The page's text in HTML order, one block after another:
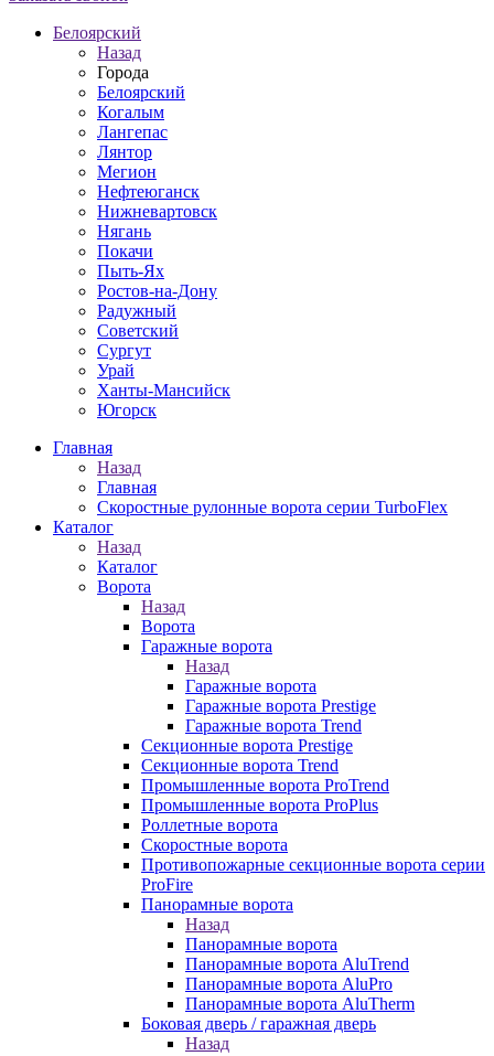
Белоярский
Назад
Города
Белоярский
Когалым
Лангепас
Лянтор
Мегион
Нефтеюганск
Нижневартовск
Нягань
Покачи
Пыть-Ях
Рoстов-на-Дону
Радужный
Советский
Сургут
Урай
Ханты-Мансийск
Югорск
Главная
Назад
Главная
Скоростные рулонные ворота серии TurboFlex
Каталог
Назад
Каталог
Ворота
Назад
Ворота
Гаражные ворота
Назад
Гаражные ворота
Гаражные ворота Prestige
Гаражные ворота Trend
Секционные ворота Prestige
Секционные ворота Trend
Промышленные ворота ProTrend
Промышленные ворота ProPlus
Роллетные ворота
Скоростные ворота
Противопожарные секционные ворота серии
ProFire
Панорамные ворота
Назад
Панорамные ворота
Панорамные ворота AluTrend
Панорамные ворота AluPro
Панорамные ворота AluTherm
Боковая дверь / гаражная дверь
Назад